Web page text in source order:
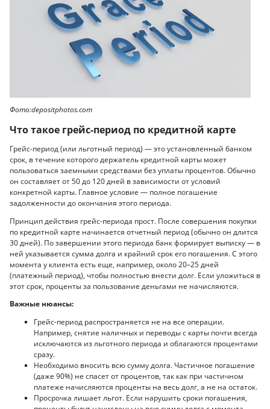
Фото:depositphotos.com
Что такое грейс-период по кредитной карте
Грейс-период (или льготный период) — это установленный банком
срок, в течение которого держатель кредитной карты может
пользоваться заемными средствами без уплаты процентов. Обычно
он составляет от 50 до 120 дней в зависимости от условий
конкретной карты. Главное условие — полное погашение
задолженности до окончания этого периода.
Принцип действия грейс-периода прост. После совершения покупки
по кредитной карте начинается отчетный период (обычно он длится
30 дней). По завершении этого периода банк формирует выписку — в
ней указывается сумма долга и крайний срок его погашения. С этого
момента у клиента есть еще, например, около 20–25 дней
(платежный период), чтобы полностью внести долг. Если уложиться в
этот срок, проценты за пользование деньгами не начисляются.
Важные нюансы:
Грейс-период распространяется не на все операции.
Например, снятие наличных и переводы с карты почти всегда
исключаются из льготного периода и облагаются процентами
сразу.
Необходимо вносить всю сумму долга. Частичное погашение
(даже 90%) не спасет от процентов, так как при частичном
платеже начисляются проценты на весь долг, а не на остаток.
Просрочка лишает льгот. Если нарушить сроки погашения,